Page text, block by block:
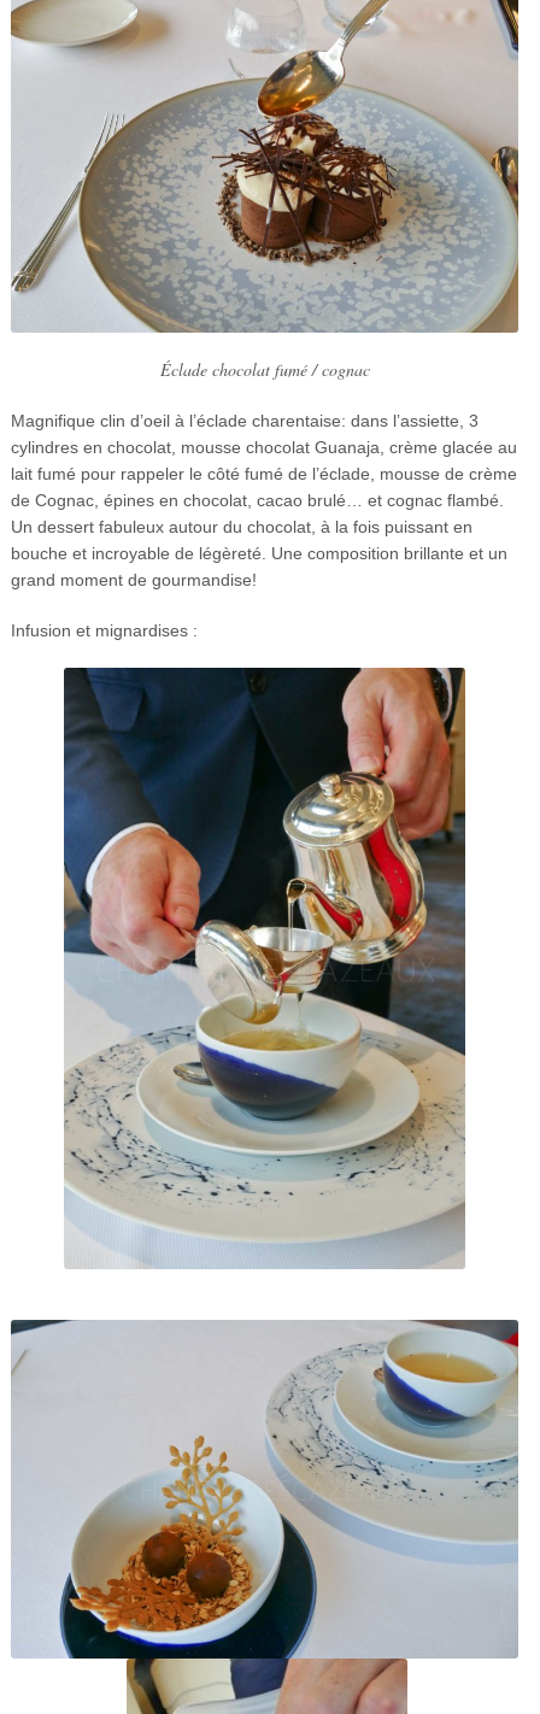
Éclade chocolat fumé / cognac
Magnifique clin d’oeil à l’éclade charentaise: dans l’assiette, 3
cylindres en chocolat, mousse chocolat Guanaja, crème glacée au
lait fumé pour rappeler le côté fumé de l’éclade, mousse de crème
de Cognac, épines en chocolat, cacao brulé… et cognac flambé.
Un dessert fabuleux autour du chocolat, à la fois puissant en
bouche et incroyable de légèreté. Une composition brillante et un
grand moment de gourmandise!
Infusion et mignardises :